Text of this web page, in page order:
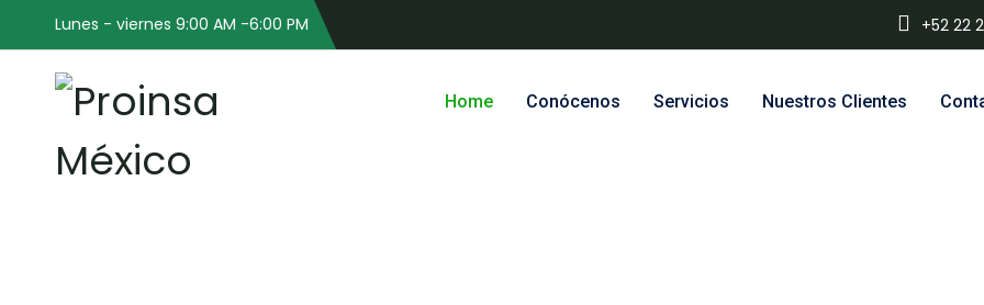
Lunes - viernes 9:00 AM -6:00 PM +52 22
Home Conócenos Servicios Nuestros Clientes